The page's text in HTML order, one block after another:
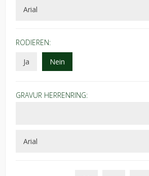
RODIEREN:
Ja
Nein
GRAVUR HERRENRING: